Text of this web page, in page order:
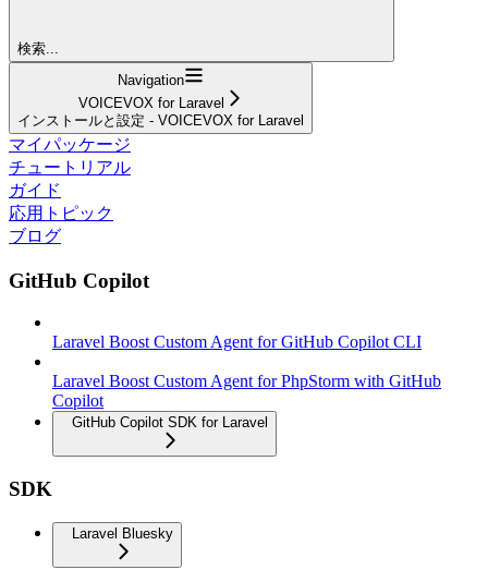
検索...
Navigation
VOICEVOX for Laravel
インストールと設定 - VOICEVOX for Laravel
マイパッケージ
チュートリアル
ガイド
応用トピック
ブログ
GitHub Copilot
Laravel Boost Custom Agent for GitHub Copilot CLI
Laravel Boost Custom Agent for PhpStorm with GitHub
Copilot
GitHub Copilot SDK for Laravel
SDK
Laravel Bluesky